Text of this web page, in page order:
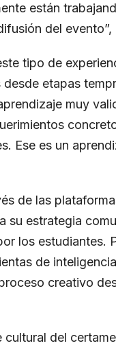
están
del evento”,
tipo de
etapas
muy
Ese es un
de las
su estrategia
los estudiantes.
de
creativo
del